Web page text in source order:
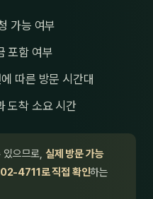
가능 여부
포함 여부
따른 방문 시간대
도착 소요 시간
있으므로, 실제 방문 가능
4711로 직접 확인하는